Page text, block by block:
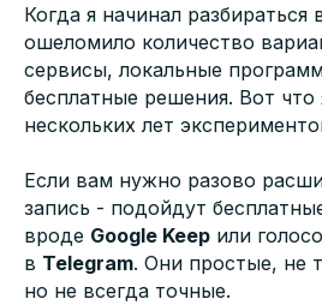
Когда я начинал разбираться
ошеломило количество
сервисы, локальные
бесплатные решения. Вот что
нескольких лет
Если вам нужно разово
запись - подойдут
вроде Google Keep или
в Telegram. Они простые, не
но не всегда точные.